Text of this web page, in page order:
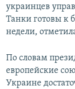
украинцев
Танки готовы к
недели,
По словам
европейские
Украине